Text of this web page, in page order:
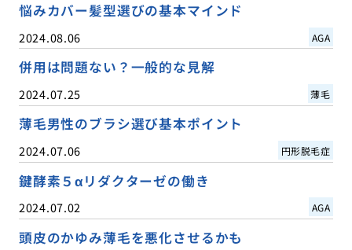
悩みカバー髪型選びの基本マインド
2024.08.06 AGA
併用は問題ない？一般的な見解
2024.07.25 薄毛
薄毛男性のブラシ選び基本ポイント
2024.07.06 円形脱毛症
鍵酵素５αリダクターゼの働き
2024.07.02 AGA
頭皮のかゆみ薄毛を悪化させるかも